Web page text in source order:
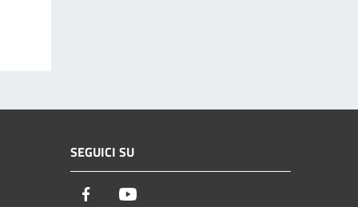
SEGUICI SU
Facebook